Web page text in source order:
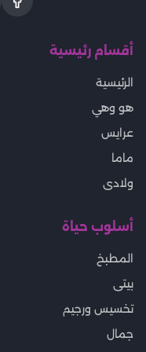
أقسام رئيسية
الرئيسية
هو وهي
عرايس
ماما
ولادى
أسلوب حياة
المطبخ
بيتى
تخسيس ورجيم
جمال